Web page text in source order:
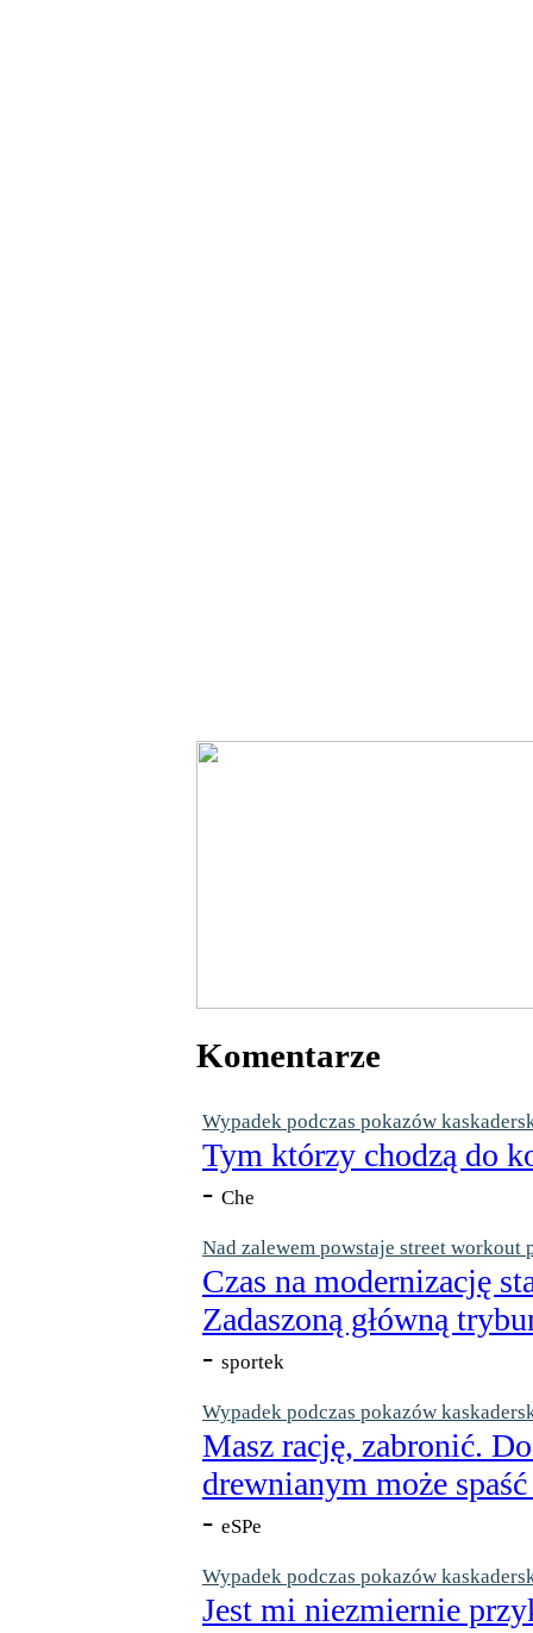
Komentarze
Wypadek podczas pokazów
Tym którzy chodzą do
- Che
Nad zalewem powstaje street workout
Czas na modernizację
Zadaszoną główną
- sportek
Wypadek podczas pokazów
Masz rację, zabronić.
drewnianym może
- eSPe
Wypadek podczas pokazów
Jest mi niezmiernie